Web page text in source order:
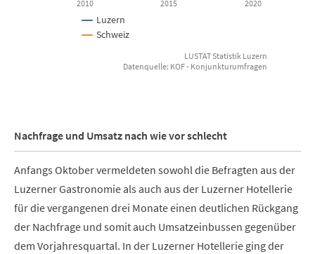
Luzern
Schweiz
2010 2015 2020
LUSTAT Statistik Luzern
Datenquelle: KOF - Konjunkturumfragen
Nachfrage und Umsatz nach wie vor schlecht
Anfangs Oktober vermeldeten sowohl die Befragten aus der
Luzerner Gastronomie als auch aus der Luzerner Hotellerie
für die vergangenen drei Monate einen deutlichen Rückgang
der Nachfrage und somit auch Umsatzeinbussen gegenüber
dem Vorjahresquartal. In der Luzerner Hotellerie ging der